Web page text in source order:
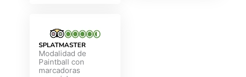
SPLATMASTER
Modalidad de
Paintball con
marcadoras